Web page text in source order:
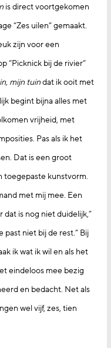
is direct voortgekomen
“Zes uilen” gemaakt.
zijn voor een
“Picknick bij de rivier”
mijn tuindat ik ooit met
begint bijna alles met
vrijheid, met
Pas als ik het
Dat is een groot
toegepaste kunstvorm.
met mij mee. Een
dat is nog niet duidelijk,”
past niet bij de rest.” Bij
ik wat ik wil en als het
eindeloos mee bezig
en bedacht. Net als
wel vijf, zes, tien